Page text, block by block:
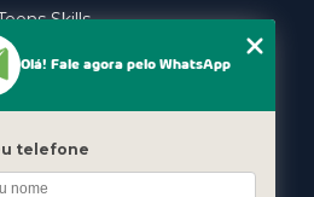
Teens Skills
Company
Oratória
Emocional
Olá! Fale agora pelo WhatsApp
telefone